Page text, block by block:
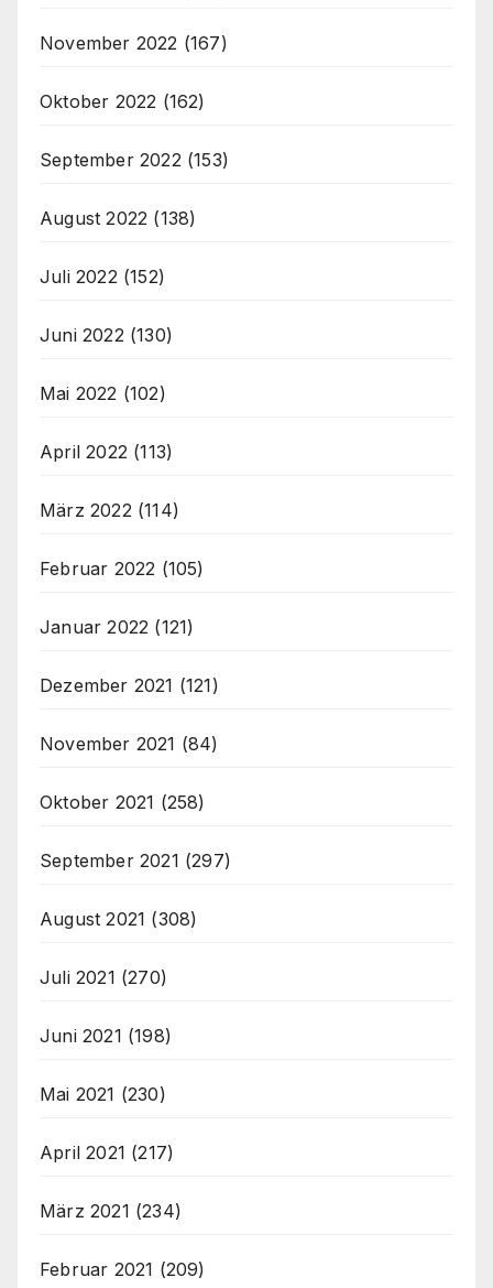
November 2022 (167)
Oktober 2022 (162)
September 2022 (153)
August 2022 (138)
Juli 2022 (152)
Juni 2022 (130)
Mai 2022 (102)
April 2022 (113)
März 2022 (114)
Februar 2022 (105)
Januar 2022 (121)
Dezember 2021 (121)
November 2021 (84)
Oktober 2021 (258)
September 2021 (297)
August 2021 (308)
Juli 2021 (270)
Juni 2021 (198)
Mai 2021 (230)
April 2021 (217)
März 2021 (234)
Februar 2021 (209)